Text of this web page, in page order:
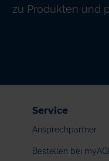
zu Produkten und
Service
Ansprechpartner
Bestellen bei